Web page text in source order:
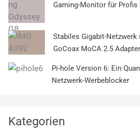
Gaming-Monitor für Profis
Stabiles Gigabit-Netzwerk
GoCoax MoCA 2.5
Pi-hole Version 6: Ein
Netzwerk-Werbeblocker
Kategorien